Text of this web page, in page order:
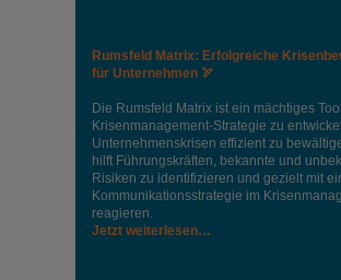
Rumsfeld Matrix: Erfolgreiche
für Unternehmen 🏹
Die Rumsfeld Matrix ist ein mächtiges
Krisenmanagement-Strategie zu
Unternehmenskrisen effizient zu
hilft Führungskräften, bekannte und
Risiken zu identifizieren und gezielt mit
Kommunikationsstrategie im
reagieren.
Jetzt weiterlesen…